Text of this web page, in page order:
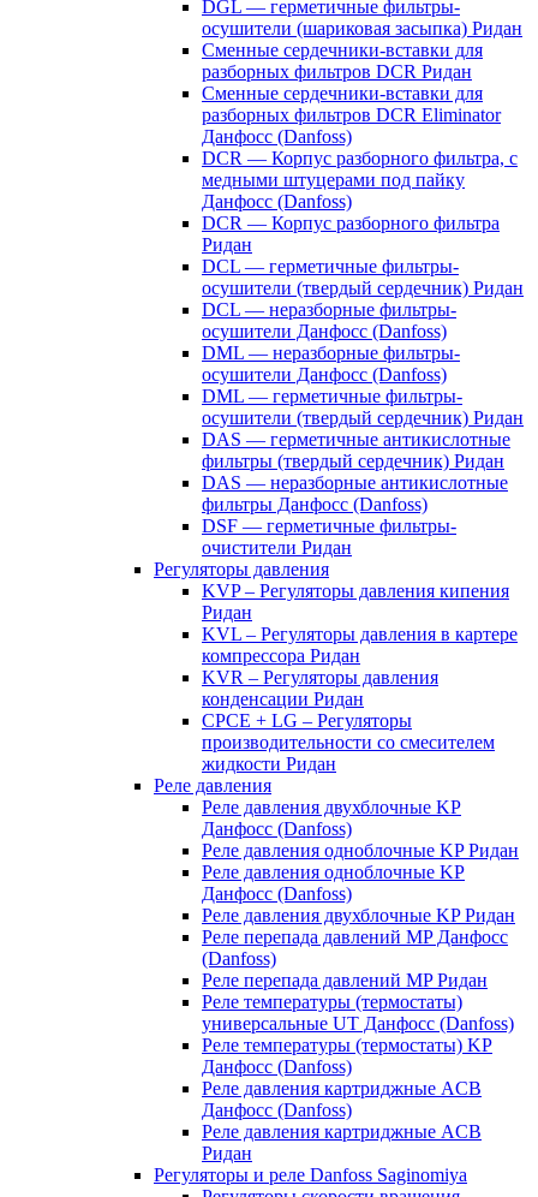
DGL — герметичные фильтры-
осушители (шариковая засыпка) Ридан
Сменные сердечники-вставки для
разборных фильтров DCR Ридан
Сменные сердечники-вставки для
разборных фильтров DCR Eliminator
Данфосс (Danfoss)
DCR — Корпус разборного фильтра, с
медными штуцерами под пайку
Данфосс (Danfoss)
DCR — Корпус разборного фильтра
Ридан
DCL — герметичные фильтры-
осушители (твердый сердечник) Ридан
DCL — неразборные фильтры-
осушители Данфосс (Danfoss)
DML — неразборные фильтры-
осушители Данфосс (Danfoss)
DML — герметичные фильтры-
осушители (твердый сердечник) Ридан
DAS — герметичные антикислотные
фильтры (твердый сердечник) Ридан
DAS — неразборные антикислотные
фильтры Данфосс (Danfoss)
DSF — герметичные фильтры-
очистители Ридан
Регуляторы давления
KVP – Регуляторы давления кипения
Ридан
KVL – Регуляторы давления в картере
компрессора Ридан
KVR – Регуляторы давления
конденсации Ридан
CPCE + LG – Регуляторы
производительности со смесителем
жидкости Ридан
Реле давления
Реле давления двухблочные KP
Данфосс (Danfoss)
Реле давления одноблочные KP Ридан
Реле давления одноблочные KP
Данфосс (Danfoss)
Реле давления двухблочные KP Ридан
Реле перепада давлений MP Данфосс
(Danfoss)
Реле перепада давлений MP Ридан
Реле температуры (термостаты)
универсальные UT Данфосс (Danfoss)
Реле температуры (термостаты) KP
Данфосс (Danfoss)
Реле давления картриджные ACB
Данфосс (Danfoss)
Реле давления картриджные ACB
Ридан
Регуляторы и реле Danfoss Saginomiya